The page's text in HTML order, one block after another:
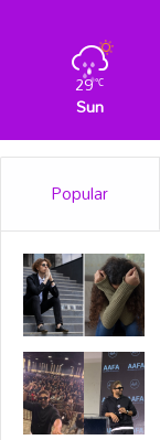
29℃
Sun
Popular